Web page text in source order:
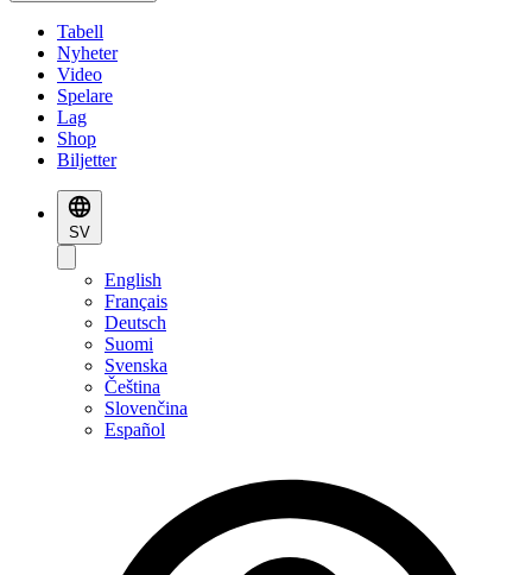
Tabell
Nyheter
Video
Spelare
Lag
Shop
Biljetter
SV
English
Français
Deutsch
Suomi
Svenska
Čeština
Slovenčina
Español